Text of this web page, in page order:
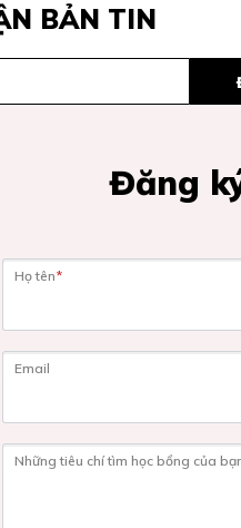
BẢN TIN
Đăng
Họ tên*
Email
Những tiêu chí tìm học bổng của